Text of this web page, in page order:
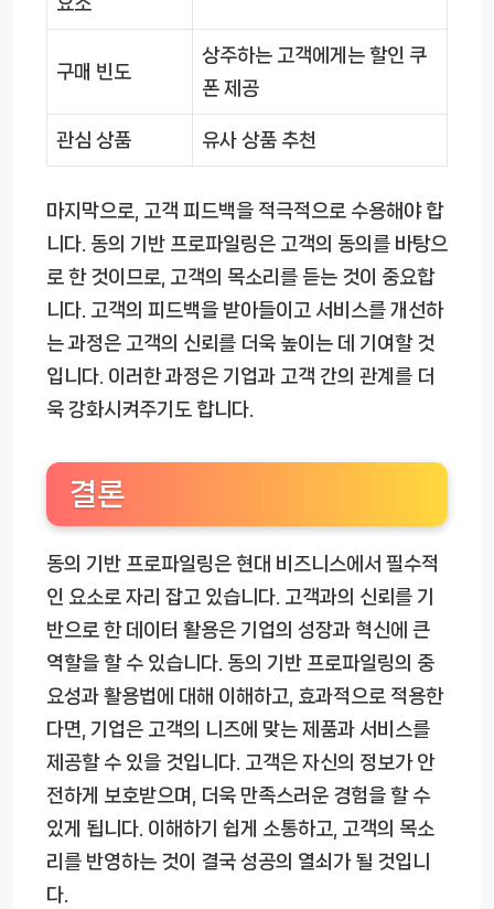
구매 빈도
상주하는 고객에게는 할인 쿠
폰 제공
관심 상품 유사 상품 추천
마지막으로, 고객 피드백을 적극적으로 수용해야 합
니다. 동의 기반 프로파일링은 고객의 동의를 바탕으
로 한 것이므로, 고객의 목소리를 듣는 것이 중요합
니다. 고객의 피드백을 받아들이고 서비스를 개선하
는 과정은 고객의 신뢰를 더욱 높이는 데 기여할 것
입니다. 이러한 과정은 기업과 고객 간의 관계를 더
욱 강화시켜주기도 합니다.
결론
동의 기반 프로파일링은 현대 비즈니스에서 필수적
인 요소로 자리 잡고 있습니다. 고객과의 신뢰를 기
반으로 한 데이터 활용은 기업의 성장과 혁신에 큰
역할을 할 수 있습니다. 동의 기반 프로파일링의 중
요성과 활용법에 대해 이해하고, 효과적으로 적용한
다면, 기업은 고객의 니즈에 맞는 제품과 서비스를
제공할 수 있을 것입니다. 고객은 자신의 정보가 안
전하게 보호받으며, 더욱 만족스러운 경험을 할 수
있게 됩니다. 이해하기 쉽게 소통하고, 고객의 목소
리를 반영하는 것이 결국 성공의 열쇠가 될 것입니
다.